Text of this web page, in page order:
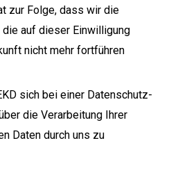
zur Folge, dass wir die
die auf dieser Einwilligung
nicht mehr fortführen
sich bei einer Datenschutz-
die Verarbeitung Ihrer
Daten durch uns zu